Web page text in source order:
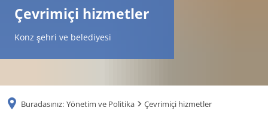
Çevrimiçi hizmetler
Konz şehri ve belediyesi
Buradasınız: Yönetim ve Politika Çevrimiçi hizmetler